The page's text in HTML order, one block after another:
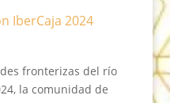
IberCaja 2024
fronterizas del río
la comunidad de